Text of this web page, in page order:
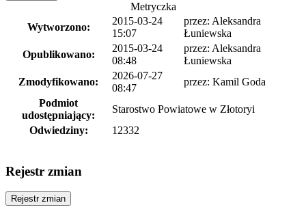
Metryczka
Wytworzono:
2015-03-24
15:07
przez: Aleksandra
Łuniewska
Opublikowano:
2015-03-24
08:48
przez: Aleksandra
Łuniewska
Zmodyfikowano:
2026-07-27
08:47
przez: Kamil Goda
Podmiot
udostępniający:
Starostwo Powiatowe w Złotoryi
Odwiedziny:
12332
Rejestr zmian
Rejestr zmian